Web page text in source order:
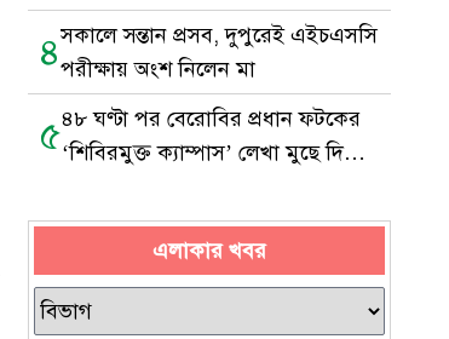
৪সকালে সন্তান প্রসব, দুপুরেই এইচএসসি
পরীক্ষায় অংশ নিলেন মা
৫৪৮ ঘণ্টা পর বেরোবির প্রধান ফটকের
‘শিবিরমুক্ত ক্যাম্পাস’ লেখা মুছে দিল
এলাকার খবর